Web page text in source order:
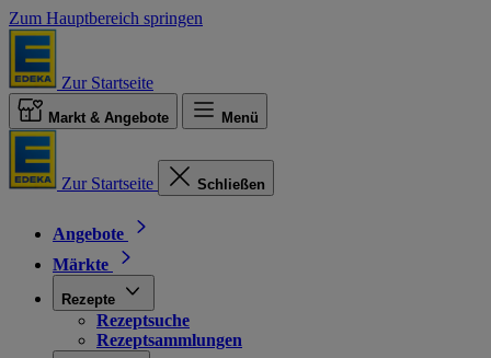
Zum Hauptbereich springen
Zur Startseite
Markt & Angebote Menü
Zur Startseite Schließen
Angebote
Märkte
Rezepte
Rezeptsuche
Rezeptsammlungen